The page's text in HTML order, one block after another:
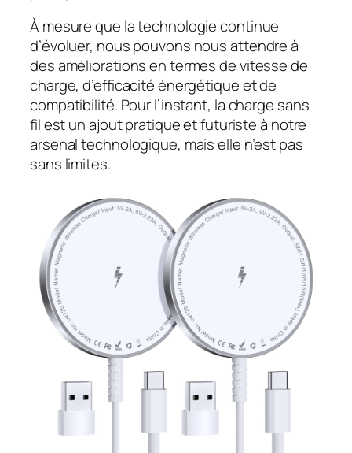
À mesure que la technologie continue
d’évoluer, nous pouvons nous attendre à
des améliorations en termes de vitesse de
charge, d’efficacité énergétique et de
compatibilité. Pour l’instant, la charge sans
fil est un ajout pratique et futuriste à notre
arsenal technologique, mais elle n’est pas
sans limites.